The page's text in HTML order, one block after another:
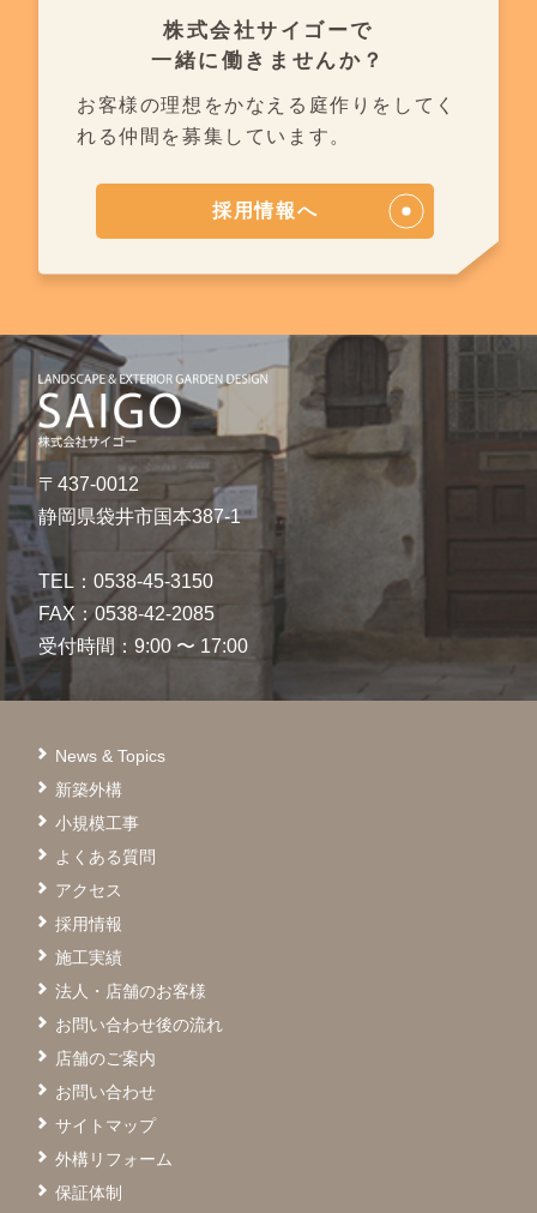
株式会社サイゴーで
一緒に働きませんか？
お客様の理想をかなえる庭作りを してく
れる仲間を募集しています。
採用情報へ
〒437-0012
静岡県袋井市国本387-1
TEL：0538-45-3150
FAX：0538-42-2085
受付時間：9:00 〜 17:00
News & Topics
新築外構
小規模工事
よくある質問
アクセス
採用情報
施工実績
法人・店舗のお客様
お問い合わせ後の流れ
店舗のご案内
お問い合わせ
サイトマップ
外構リフォーム
保証体制